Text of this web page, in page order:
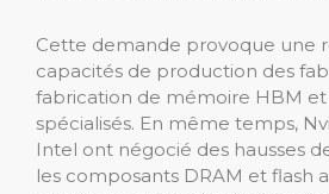
Cette demande provoque une
capacités de production des
fabrication de mémoire HBM et
spécialisés. En même temps,
Intel ont négocié des hausses
les composants DRAM et flash